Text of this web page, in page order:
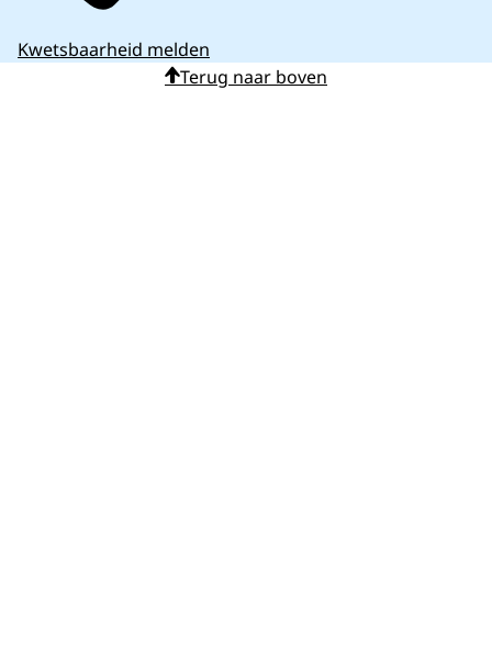
Kwetsbaarheid melden
Terug naar boven